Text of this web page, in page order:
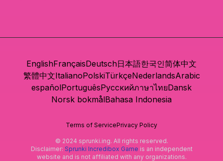
EnglishFrançaisDeutsch日本語한국인简体中文
繁體中文ItalianoPolskiTürkçeNederlandsArabic
españolPortuguêsРусскийภาษาไทยDansk
Norsk bokmålBahasa Indonesia
Terms of ServicePrivacy Policy
© 2024 sprunki.ing. All rights reserved.
Disclaimer: Sprunki Incredibox Game is an independent
website and is not affiliated with any organizations.